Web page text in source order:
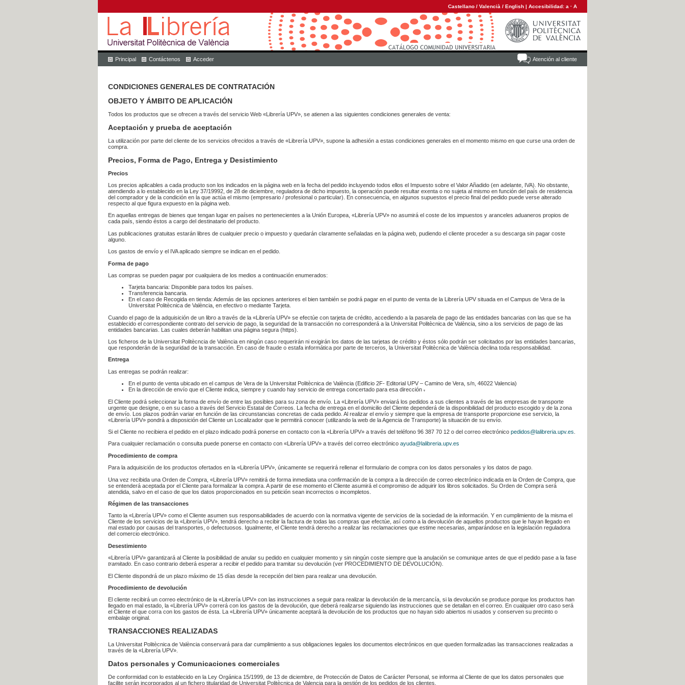
Castellano / Valencià / English | Accesibilidad: a · A
Atención al cliente
Principal Contáctenos Acceder
CONDICIONES GENERALES DE CONTRATACIÓN
OBJETO Y ÁMBITO DE APLICACIÓN
Todos los productos que se ofrecen a través del servicio Web «Librería UPV», se atienen a las siguientes condiciones generales de venta:
Aceptación y prueba de aceptación
La utilización por parte del cliente de los servicios ofrecidos a través de «Librería UPV», supone la adhesión a estas condiciones generales en el momento mismo en que curse una orden de
compra.
Precios, Forma de Pago, Entrega y Desistimiento
Precios
Los precios aplicables a cada producto son los indicados en la página web en la fecha del pedido incluyendo todos ellos el Impuesto sobre el Valor Añadido (en adelante, IVA). No obstante,
atendiendo a lo establecido en la Ley 37/19992, de 28 de diciembre, reguladora de dicho impuesto, la operación puede resultar exenta o no sujeta al mismo en función del país de residencia
del comprador y de la condición en la que actúa el mismo (empresario / profesional o particular). En consecuencia, en algunos supuestos el precio final del pedido puede verse alterado
respecto al que figura expuesto en la página web.
En aquellas entregas de bienes que tengan lugar en países no pertenecientes a la Unión Europea, «Librería UPV» no asumirá el coste de los impuestos y aranceles aduaneros propios de
cada país, siendo éstos a cargo del destinatario del producto.
Las publicaciones gratuitas estarán libres de cualquier precio o impuesto y quedarán claramente señaladas en la página web, pudiendo el cliente proceder a su descarga sin pagar coste
alguno.
Los gastos de envío y el IVA aplicado siempre se indican en el pedido.
Forma de pago
Las compras se pueden pagar por cualquiera de los medios a continuación enumerados:
Tarjeta bancaria: Disponible para todos los países.
Transferencia bancaria.
En el caso de Recogida en tienda: Además de las opciones anteriores el bien también se podrá pagar en el punto de venta de la Librería UPV situada en el Campus de Vera de la
Universitat Politècnica de València, en efectivo o mediante Tarjeta.
Cuando el pago de la adquisición de un libro a través de la «Librería UPV» se efectúe con tarjeta de crédito, accediendo a la pasarela de pago de las entidades bancarias con las que se ha
establecido el correspondiente contrato del servicio de pago, la seguridad de la transacción no corresponderá a la Universitat Politècnica de València, sino a los servicios de pago de las
entidades bancarias. Las cuales deberán habilitan una página segura (https).
Los ficheros de la Universitat Politècncia de València en ningún caso requerirán ni exigirán los datos de las tarjetas de crédito y éstos sólo podrán ser solicitados por las entidades bancarias,
que responderán de la seguridad de la transacción. En caso de fraude o estafa informática por parte de terceros, la Universitat Politècnica de València declina toda responsabilidad.
Entrega
Las entregas se podrán realizar:
En el punto de venta ubicado en el campus de Vera de la Universitat Politècnica de València (Edificio 2F- Editorial UPV – Camino de Vera, s/n, 46022 Valencia)
En la dirección de envío que el Cliente indica, siempre y cuando hay servicio de entrega concertado para esa dirección .
El Cliente podrá seleccionar la forma de envío de entre las posibles para su zona de envío. La «Librería UPV» enviará los pedidos a sus clientes a través de las empresas de transporte
urgente que designe, o en su caso a través del Servicio Estatal de Correos. La fecha de entrega en el domicilio del Cliente dependerá de la disponibilidad del producto escogido y de la zona
de envío. Los plazos podrán variar en función de las circunstancias concretas de cada pedido. Al realizar el envío y siempre que la empresa de transporte proporcione ese servicio, la
«Librería UPV» pondrá a disposición del Cliente un Localizador que le permitirá conocer (utilizando la web de la Agencia de Transporte) la situación de su envío.
Si el Cliente no recibiera el pedido en el plazo indicado podrá ponerse en contacto con la «Librería UPV» a través del teléfono 96 387 70 12 o del correo electrónico pedidos@lalibreria.upv.es
Para cualquier reclamación o consulta puede ponerse en contacto con «Librería UPV» a través del correo electrónico ayuda@lalibreria.upv.es
Procedimiento de compra
Para la adquisición de los productos ofertados en la «Librería UPV», únicamente se requerirá rellenar el formulario de compra con los datos personales y los datos de pago.
Una vez recibida una Orden de Compra, «Librería UPV» remitirá de forma inmediata una confirmación de la compra a la dirección de correo electrónico indicada en la Orden de Compra, que
se entenderá aceptada por el Cliente para formalizar la compra. A partir de ese momento el Cliente asumirá el compromiso de adquirir los libros solicitados. Su Orden de Compra será
atendida, salvo en el caso de que los datos proporcionados en su petición sean incorrectos o incompletos.
Régimen de las transacciones
Tanto la «Librería UPV» como el Cliente asumen sus responsabilidades de acuerdo con la normativa vigente de servicios de la sociedad de la información. Y en cumplimiento de la misma el
Cliente de los servicios de la «Librería UPV», tendrá derecho a recibir la factura de todas las compras que efectúe, así como a la devolución de aquellos productos que le hayan llegado en
mal estado por causas del transportes, o defectuosos. Igualmente, el Cliente tendrá derecho a realizar las reclamaciones que estime necesarias, amparándose en la legislación reguladora
del comercio electrónico.
Desestimiento
«Librería UPV» garantizará al Cliente la posibilidad de anular su pedido en cualquier momento y sin ningún coste siempre que la anulación se comunique antes de que el pedido pase a la fase
tramitado . En caso contrario deberá esperar a recibir el pedido para tramitar su devolución (ver PROCEDIMIENTO DE DEVOLUCIÓN).
El Cliente dispondrá de un plazo máximo de 15 días desde la recepción del bien para realizar una devolución.
Procedimiento de devolución
El cliente recibirá un correo electrónico de la «Librería UPV» con las instrucciones a seguir para realizar la devolución de la mercancía, si la devolución se produce porque los productos han
llegado en mal estado, la «Librería UPV» correrá con los gastos de la devolución, que deberá realizarse siguiendo las instrucciones que se detallan en el correo. En cualquier otro caso será
el Cliente el que corra con los gastos de ésta. La «Librería UPV» únicamente aceptará la devolución de los productos que no hayan sido abiertos ni usados y conserven su precinto o
embalaje original.
TRANSACCIONES REALIZADAS
La Universitat Politècnica de València conservará para dar cumplimiento a sus obligaciones legales los documentos electrónicos en que queden formalizadas las transacciones realizadas a
través de la «Librería UPV».
Datos personales y Comunicaciones comerciales
De conformidad con lo establecido en la Ley Orgánica 15/1999, de 13 de diciembre, de Protección de Datos de Carácter Personal, se informa al Cliente de que los datos personales que
facilite serán incorporados al un fichero titularidad de Universitat Politècnica de Valencia para la gestión de los pedidos de los clientes.